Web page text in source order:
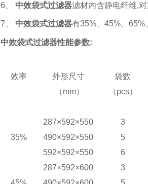
6 中效袋式过滤器滤材内含静电纤维,
7 中效袋式过滤器有35% 45% 65%
中效袋式过滤器性能参数:
效率
外形尺寸
（mm）
袋数
（pcs）
35%
287×592×550 3
490×592×550
5
592×592×550
6
287×592×600 3